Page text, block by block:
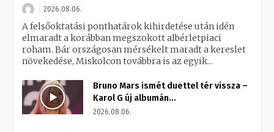
2026.08.06.
A felsőoktatási ponthatárok kihirdetése után idén
elmaradt a korábban megszokott albérletpiaci
roham. Bár országosan mérsékelt maradt a kereslet
növekedése, Miskolcon továbbra is az egyik...
Bruno Mars ismét duettel tér vissza –
Karol G új albumán...
2026.08.06.